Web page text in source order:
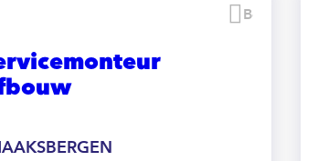
HAAKSBERGEN
Bewaren